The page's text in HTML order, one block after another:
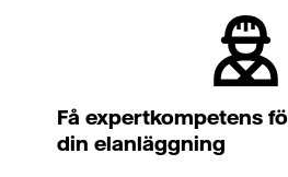
Få expertkompetens
din elanläggning